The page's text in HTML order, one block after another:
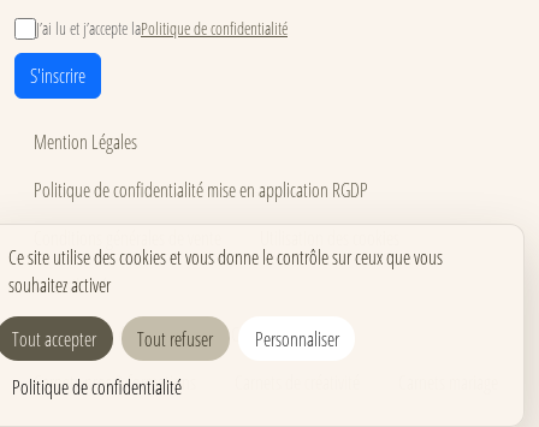
J’ai lu et j’accepte laPolitique de confidentialité
S'inscrire
Mention Légales
Politique de confidentialité mise en application RGDP
Accessibilité
Carnets pour événements
Carnets corporate
Carnets pros & formations
Ce site utilise des cookies et vous donne le contrôle sur ceux que vous
souhaitez activer
Tout accepter Tout refuser
Personnaliser
Politique de confidentialité